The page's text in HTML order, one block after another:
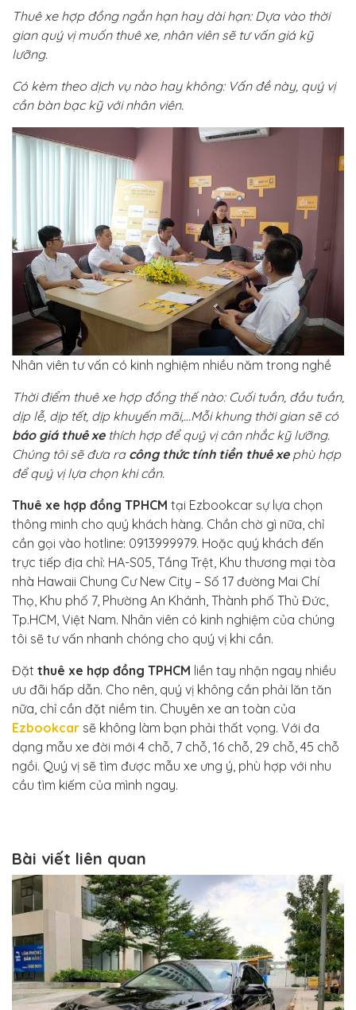
Thuê xe hợp đồng ngắn hạn hay dài hạn: Dựa vào thời
gian quý vị muốn thuê xe, nhân viên sẽ tư vấn giá kỹ
lưỡng.
Có kèm theo dịch vụ nào hay không: Vấn đề này, quý vị
cần bàn bạc kỹ với nhân viên.
Nhân viên tư vấn có kinh nghiệm nhiều năm trong nghề
Thời điểm thuê xe hợp đồng thế nào: Cuối tuần, đầu tuần,
dịp lễ, dịp tết, dịp khuyến mãi,…Mỗi khung thời gian sẽ có
báo giá thuê xethích hợp để quý vị cân nhắc kỹ lưỡng.
Chúng tôi sẽ đưa ra công thức tính tiền thuê xephù hợp
để quý vị lựa chọn khi cần.
Thuê xe hợp đồng TPHCM tại Ezbookcar sự lựa chọn
thông minh cho quý khách hàng. Chần chờ gì nữa, chỉ
cần gọi vào hotline: 0913999979. Hoặc quý khách đến
trực tiếp địa chỉ: HA-S05, Tầng Trệt, Khu thương mại tòa
nhà Hawaii Chung Cư New City – Số 17 đường Mai Chí
Thọ, Khu phố 7, Phường An Khánh, Thành phố Thủ Đức,
Tp.HCM, Việt Nam. Nhân viên có kinh nghiệm của chúng
tôi sẽ tư vấn nhanh chóng cho quý vị khi cần.
Đặt thuê xe hợp đồng TPHCM liền tay nhận ngay nhiều
ưu đãi hấp dẫn. Cho nên, quý vị không cần phải lăn tăn
nữa, chỉ cần đặt niềm tin. Chuyên xe an toàn của
Ezbookcar sẽ không làm bạn phải thất vọng. Với đa
dạng mẫu xe đời mới 4 chỗ, 7 chỗ, 16 chỗ, 29 chỗ, 45 chỗ
ngồi. Quý vị sẽ tìm được mẫu xe ưng ý, phù hợp với nhu
cầu tìm kiếm của mình ngay.
Bài viết liên quan